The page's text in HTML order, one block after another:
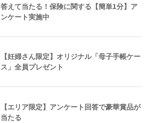
答えて当たる！保険に関する【簡単1分】ア
ンケート実施中
【妊婦さん限定】オリジナル「母子手帳ケー
ス」全員プレゼント
【エリア限定】アンケート回答で豪華賞品が
当たる